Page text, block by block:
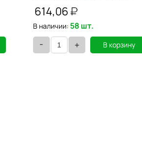
614,06
В наличии: 58 шт.
- + В корзину